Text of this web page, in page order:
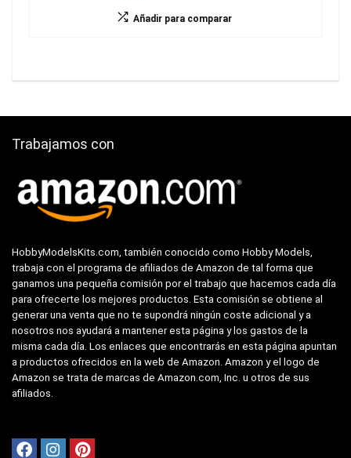
Añadir para comparar
Trabajamos con
HobbyModelsKits.com, también conocido como Hobby Models,
trabaja con el programa de afiliados de Amazon de tal forma que
ganamos una pequeña comisión por el trabajo que hacemos cada día
para ofrecerte los mejores productos. Esta comisión se obtiene al
generar una venta que no te supondrá ningún coste adicional y a
nosotros nos ayudará a mantener esta página y los gastos de la
misma cada día. Los enlaces que encontrarás en esta página apuntan
a productos ofrecidos en la web de Amazon. Amazon y el logo de
Amazon se trata de marcas de Amazon.com, Inc. u otros de sus
afiliados.